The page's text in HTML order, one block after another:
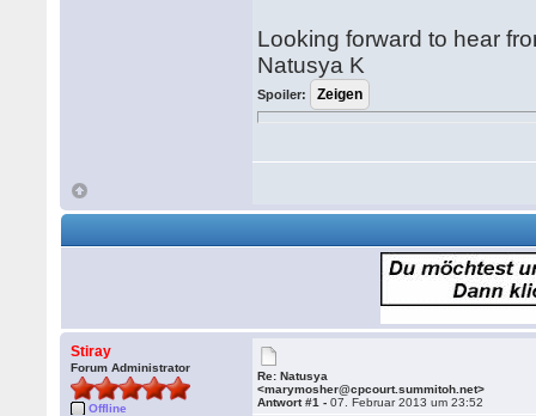
Looking forward to hear
Natusya K
Spoiler:
Stiray
Forum Administrator
Offline
Re: Natusya
<marymosher@cpcourt.summitoh.net>
Antwort #1 -07. Februar 2013 um 23:52